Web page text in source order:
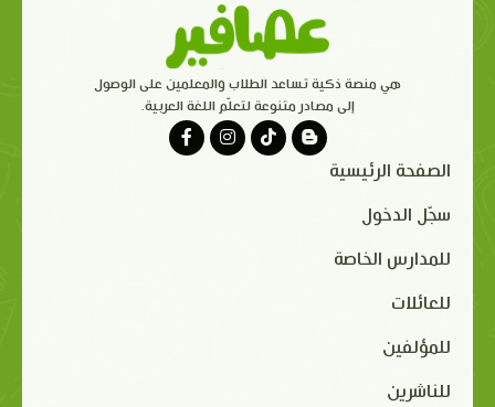
هي منصة ذكية تساعد الطلاب والمعلمين على الوصول
إلى مصادر متنوعة لتعلّم اللغة العربية.
الصفحة الرئيسية
سجّل الدخول
للمدارس الخاصة
للعائلات
للمؤلفين
للناشرين